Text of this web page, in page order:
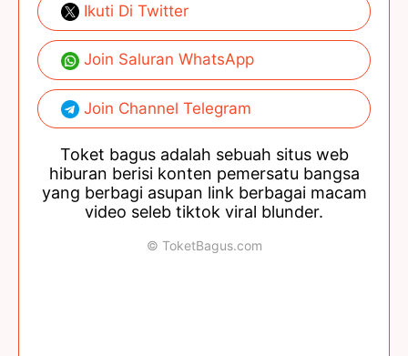
Ikuti Di Twitter
Join Saluran WhatsApp
Join Channel Telegram
Toket bagus adalah sebuah situs web
hiburan berisi konten pemersatu bangsa
yang berbagi asupan link berbagai macam
video seleb tiktok viral blunder.
© ToketBagus.com